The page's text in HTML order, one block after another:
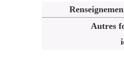
Autres